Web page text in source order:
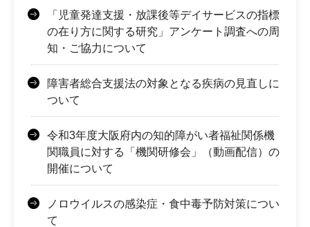
「児童発達支援・放課後等デイサービスの指標
の在り方に関する研究」アンケート調査への周
知・ご協力について
障害者総合支援法の対象となる疾病の見直しに
ついて
令和3年度大阪府内の知的障がい者福祉関係機
関職員に対する「機関研修会」（動画配信）の
開催について
ノロウイルスの感染症・食中毒予防対策につい
て